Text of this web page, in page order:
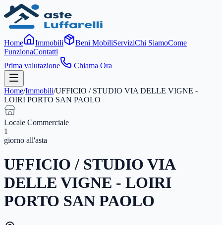
Home Immobili Beni MobiliServiziChi SiamoCome
FunzionaContatti
Prima valutazione
Chiama Ora
Home/Immobili/UFFICIO / STUDIO VIA DELLE VIGNE -
LOIRI PORTO SAN PAOLO
Locale Commerciale
1
giorno all'asta
UFFICIO / STUDIO VIA
DELLE VIGNE - LOIRI
PORTO SAN PAOLO